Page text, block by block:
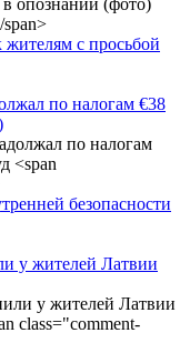
с просьбой
по налогам €38
безопасности
у жителей Латвии